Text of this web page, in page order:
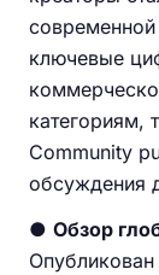
ключевые
категориям,
Community
обсуждения
● Обзор